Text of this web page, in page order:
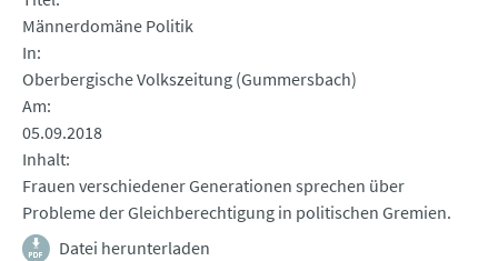
Männerdomäne Politik
In
Oberbergische Volkszeitung (Gummersbach)
Am
05.09.2018
Inhalt
Frauen verschiedener Generationen sprechen über
Probleme der Gleichberechtigung in politischen Gremien.
Datei herunterladen